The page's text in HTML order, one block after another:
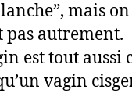
mais
pas autrement.
est tout aussi
vagin